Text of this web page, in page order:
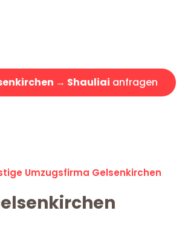
→ Shauliai anfragen
Umzugsfirma Gelsenkirchen